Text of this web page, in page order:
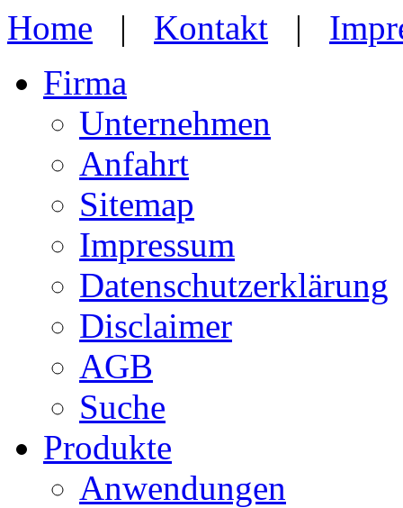
Home | Kontakt |
Firma
Unternehmen
Anfahrt
Sitemap
Impressum
Datenschutzerklärung
Disclaimer
AGB
Suche
Produkte
Anwendungen